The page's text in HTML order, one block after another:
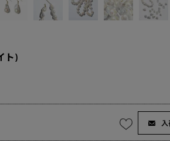
ト)